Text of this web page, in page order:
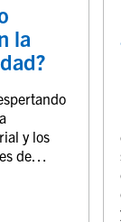
la
y los
de…